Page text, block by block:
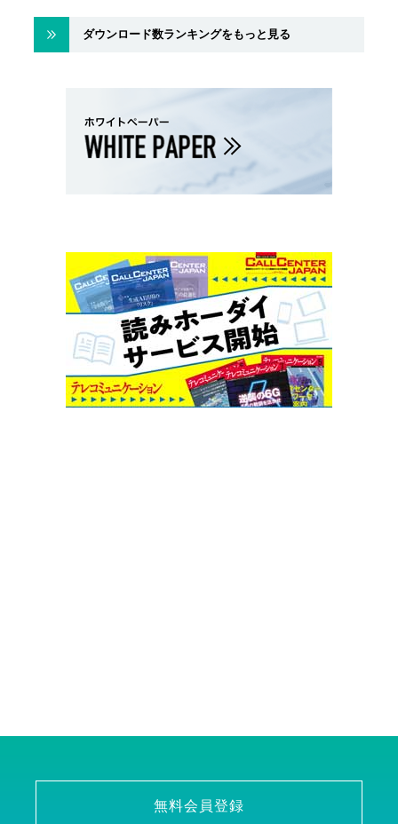
ダウンロード数ランキングをもっと見る
無料会員登録